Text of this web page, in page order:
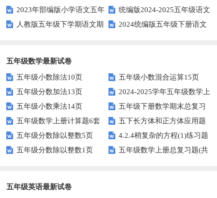
下学期期末测试卷
测题
2023年部编版小学语文五年
级下册期末模拟题
统编版2024-2025五年级语文
第一学期期末测试卷
人教版五年级下学期语文期
2024统编版五年级下册语文
五年级数学最新试卷
五年级小数除法10页
五年级小数混合运算15页
五年级分数加法13页
2024-2025学年五年级数学上
册期末素养测评卷（考试版A4
人教版）
五年级小数乘法14页
五年级下册数学期末总复习
题——选择题专项练习
五年级数学上册计算题6套
五下长方体和正方体应用题
专项训练
五年级分数除以整数5页
4.2.4稍复杂的方程(1)练习题
及答案
五年级分数除以整数1页
五年级数学上册总复习题(共
五年级英语最新试卷